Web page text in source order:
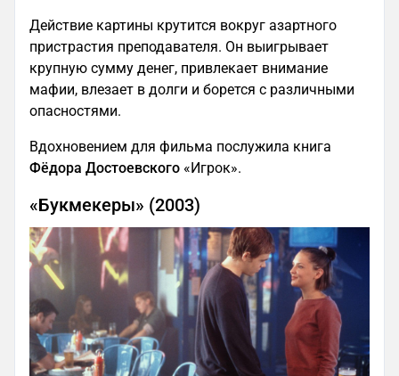
Действие картины крутится вокруг азартного
пристрастия преподавателя. Он выигрывает
крупную сумму денег, привлекает внимание
мафии, влезает в долги и борется с различными
опасностями.
Вдохновением для фильма послужила книга
Фёдора Достоевского «Игрок».
«Букмекеры» (2003)